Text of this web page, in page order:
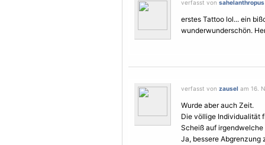
verfasst von sahelanthropus
erstes Tattoo lol... ein
wunderwunderschön.
verfasst von zausel am 16.
Wurde aber auch Zeit.
Die völlige Individualität
Scheiß auf
Ja, bessere Abgrenzung